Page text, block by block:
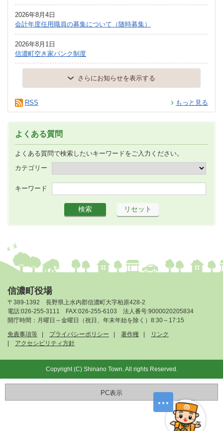
2026年8月4日
会計年度任用職員の募集について（随時募集）
2026年8月1日
信濃町空き家バンク制度
さらにお知らせを表示する
もっと見る
RSS
よくある質問
よくある質問で検索したいキーワードをご入力ください。
カテゴリー
キーワード
信濃町役場
〒389-1392 長野県上水内郡信濃町大字柏原428-2
電話:026-255-3111 FAX:026-255-6103 法人番号:9000020205834
開庁時間：月曜日～金曜日（祝日、年末年始を除く）8:30～17:15
免責事項等
プライバシーポリシー 著作権
リンク
アクセシビリティ方針
Copyright (C) Shinano Town. All rights Reserved.
PC表示